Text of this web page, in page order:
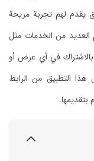
يقدم لهم تجربة مريحة
العديد من الخدمات مثل
في أي عرض أو
هذا التطبيق من الرابط
بتقديمها.